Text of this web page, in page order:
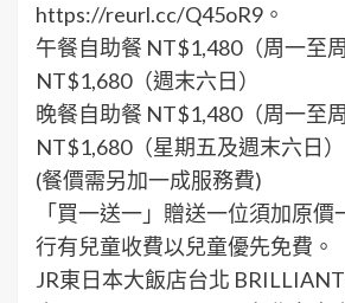
https://reurl.cc/Q45oR9。
午餐自助餐 NT$1,480（周一至
NT$1,680（週末六日）
晚餐自助餐 NT$1,480（周一至
NT$1,680（星期五及週末六日）
(餐價需另加一成服務費)
「買一送一」贈送一位須加原價
行有兒童收費以兒童優先免費。
JR東日本大飯店台北